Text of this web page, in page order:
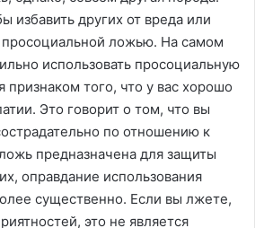
избавить других от вреда или
просоциальной ложью. На самом
использовать просоциальную
признаком того, что у вас хорошо
Это говорит о том, что вы
по отношению к
предназначена для защиты
оправдание использования
существенно. Если вы лжете,
это не является